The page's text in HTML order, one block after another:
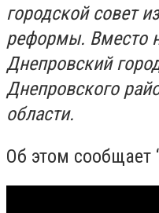
городской совет
реформы. Вместо
Днепровский
Днепровского
области.
Об этом сообщает